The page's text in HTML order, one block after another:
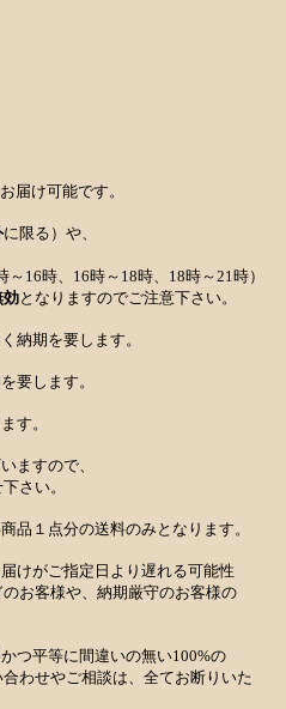
届け可能です。
に限る）や、
16時、16時～18時、18時～21時）
効となりますのでご注意下さい。
納期を要します。
要します。
す。
ますので、
さい。
品１点分の送料のみとなります。
けがご指定日より遅れる可能性
お客様や、納期厳守のお客様の
つ平等に間違いの無い100%の
わせやご相談は、全てお断りいた